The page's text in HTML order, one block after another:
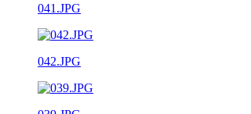
041.JPG
042.JPG